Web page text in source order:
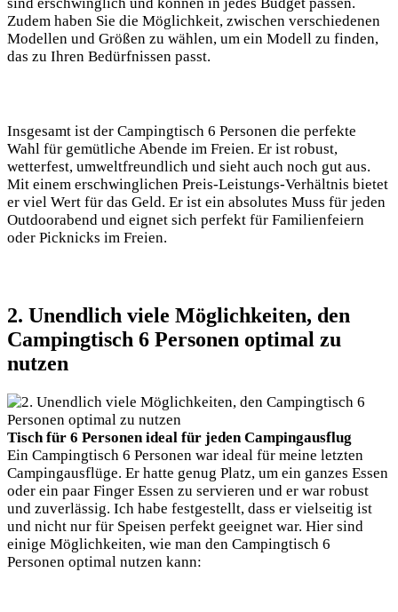
Zudem haben Sie die Möglichkeit, zwischen verschiedenen
Modellen und Größen zu wählen, um ein Modell zu finden,
das zu Ihren Bedürfnissen passt.
Insgesamt ist der Campingtisch 6 Personen die perfekte
Wahl für gemütliche Abende im Freien. Er ist robust,
wetterfest, umweltfreundlich und sieht auch noch gut aus.
Mit einem erschwinglichen Preis-Leistungs-Verhältnis bietet
er viel Wert für das Geld. Er ist ein absolutes Muss für jeden
Outdoorabend und eignet sich perfekt für Familienfeiern
oder Picknicks im Freien.
2. Unendlich viele Möglichkeiten, den
Campingtisch 6 Personen optimal zu
nutzen
Tisch für 6 Personen ideal für jeden Campingausflug
Ein Campingtisch 6 Personen war ideal für meine letzten
Campingausflüge. Er hatte genug Platz, um ein ganzes Essen
oder ein paar Finger Essen zu servieren und er war robust
und zuverlässig. Ich habe festgestellt, dass er vielseitig ist
und nicht nur für Speisen perfekt geeignet war. Hier sind
einige Möglichkeiten, wie man den Campingtisch 6
Personen optimal nutzen kann: